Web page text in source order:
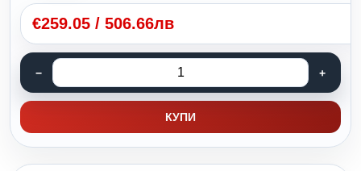
€259.05 / 506.66лв
КУПИ